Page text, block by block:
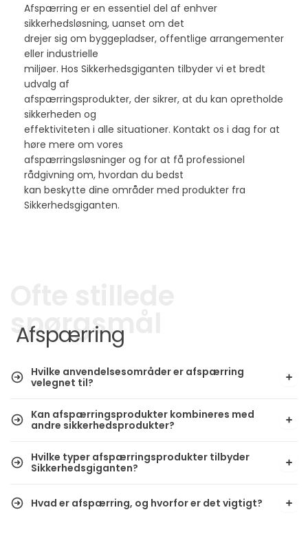
Afspærring er en essentiel del af enhver
sikkerhedsløsning, uanset om det
drejer sig om byggepladser, offentlige arrangementer
eller industrielle
miljøer. Hos Sikkerhedsgiganten tilbyder vi et bredt
udvalg af
afspærringsprodukter, der sikrer, at du kan opretholde
sikkerheden og
effektiviteten i alle situationer. Kontakt os i dag for at
høre mere om vores
afspærringsløsninger og for at få professionel
rådgivning om, hvordan du bedst
kan beskytte dine områder med produkter fra
Sikkerhedsgiganten.
spørgsmål
Afspærring
Hvilke anvendelsesområder er afspærring
velegnet til?
Kan afspærringsprodukter kombineres med
andre sikkerhedsprodukter?
Hvilke typer afspærringsprodukter tilbyder
Sikkerhedsgiganten?
Hvad er afspærring, og hvorfor er det vigtigt?